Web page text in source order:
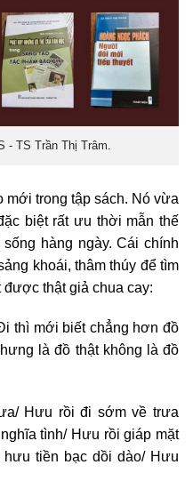
- TS Trần Thị Trâm.
mới trong tập sách. Nó vừa
biệt rất ưu thời mẫn thế
hàng ngày. Cái chính
khoái, thâm thúy để tìm
được thật giả chua cay:
thì mới biết chẳng hơn đồ
là đồ thật không là đồ
Hưu rồi đi sớm về trưa
tình/ Hưu rồi giáp mặt
hưu tiền bạc dồi dào/ Hưu